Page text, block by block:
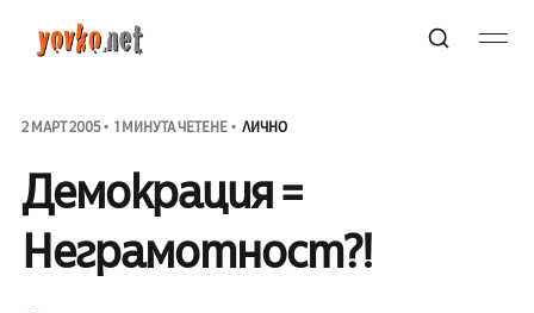
2 МАРТ 2005 1 МИНУТА ЧЕТЕНЕ ЛИЧНО
Демокрация =
Неграмотност?!